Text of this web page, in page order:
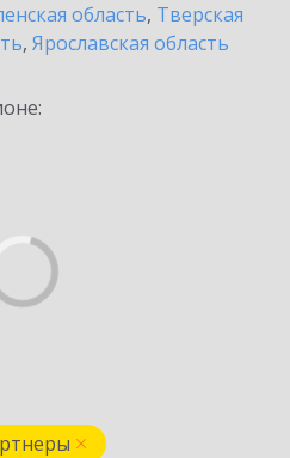
область, Тверская
, Ярославская область